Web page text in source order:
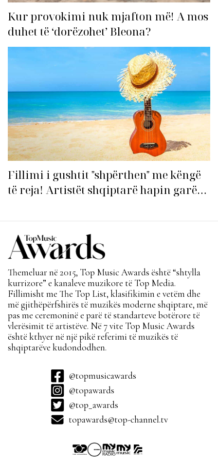
Kur provokimi nuk mjafton më! A mos
duhet të ‘dorëzohet’ Bleona?
Fillimi i gushtit "shpërthen" me këngë
të reja! Artistët shqiptarë hapin garën
Themeluar në 2015, Top Music Awards është “shtylla
kurrizore” e kanaleve muzikore të Top Media.
Fillimisht me The Top List, klasifikimin e vetëm dhe
më gjithëpërfshirës të muzikës moderne shqiptare, më
pas me ceremoninë e parë të standarteve botërore të
vlerësimit të artistëve. Në 7 vite Top Music Awards
është kthyer në një pikë referimi të muzikës të
shqiptarëve kudondodhen.
@topmusicawards
@topawards
@top_awards
topawards@top-channel.tv